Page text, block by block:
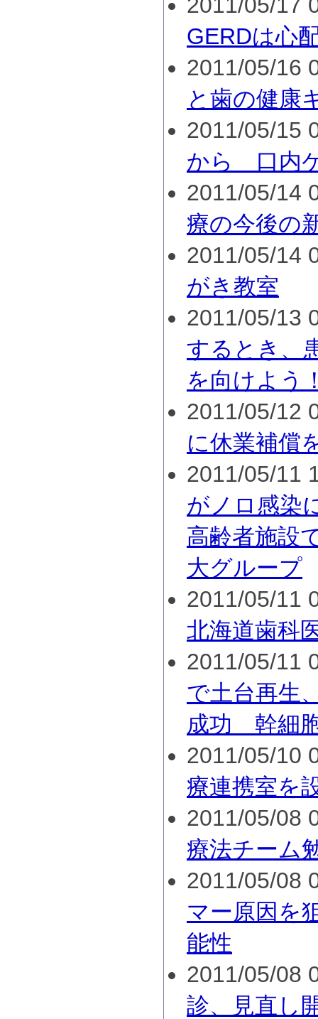
GERDは心
2011/05/16
と歯の健康
2011/05/15
から 口内
2011/05/14
療の今後
2011/05/14
がき教室
2011/05/13
するとき、
を向けよう
2011/05/12
に休業補償
2011/05/11
がノロ感染
高齢者施設
大グループ
2011/05/11
北海道歯科
2011/05/11
で土台再生
成功 幹細
2011/05/10
療連携室を
2011/05/08
療法チーム
2011/05/08
マー原因を
能性
2011/05/08
診、見直し